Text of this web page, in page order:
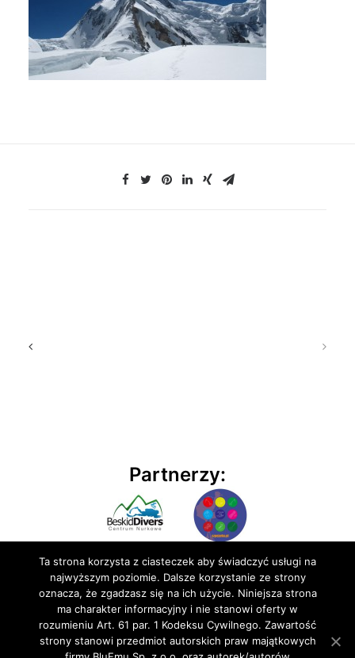
Partnerzy:
© 2020 BluEmu sp. z o.o. Wszelkie prawa zastrzeżone
Ta strona korzysta z ciasteczek aby świadczyć usługi na
najwyższym poziomie. Dalsze korzystanie ze strony
oznacza, że zgadzasz się na ich użycie. Niniejsza strona
ma charakter informacyjny i nie stanowi oferty w
rozumieniu Art. 61 par. 1 Kodeksu Cywilnego. Zawartość
strony stanowi przedmiot autorskich praw majątkowych